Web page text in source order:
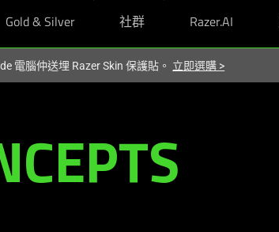
Gold & Silver 社群 Razer.AI
電腦仲送埋 Razer Skin 保護貼。 立即選購 >